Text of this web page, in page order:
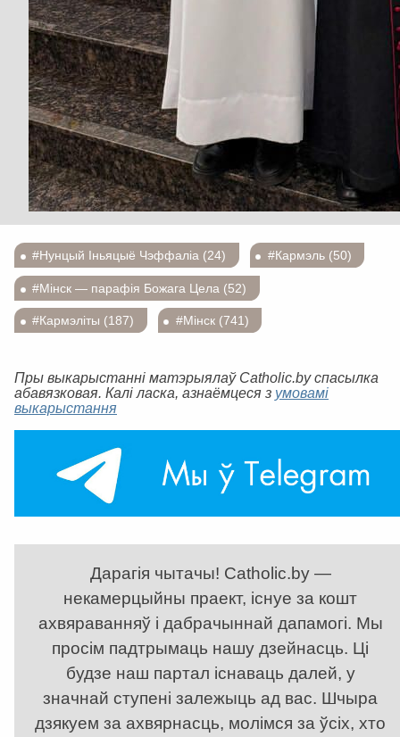
#Нунцый Іньяцыё Чэффаліа (24) #Кармэль (50)
#Мінск — парафія Божага Цела (52)
#Кармэліты (187) #Мінск (741)
Пры выкарыстанні матэрыялаў Catholic.by спасылка
абавязковая. Калі ласка, азнаёмцеся з умовамі
выкарыстання
Дарагія чытачы! Catholic.by —
некамерцыйны праект, існуе за кошт
ахвяраванняў і дабрачыннай дапамогі. Мы
просім падтрымаць нашу дзейнасць. Ці
будзе наш партал існаваць далей, у
значнай ступені залежыць ад вас. Шчыра
дзякуем за ахвярнасць, молімся за ўсіх, хто